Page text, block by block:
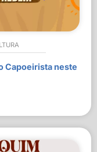
Capoeirista neste